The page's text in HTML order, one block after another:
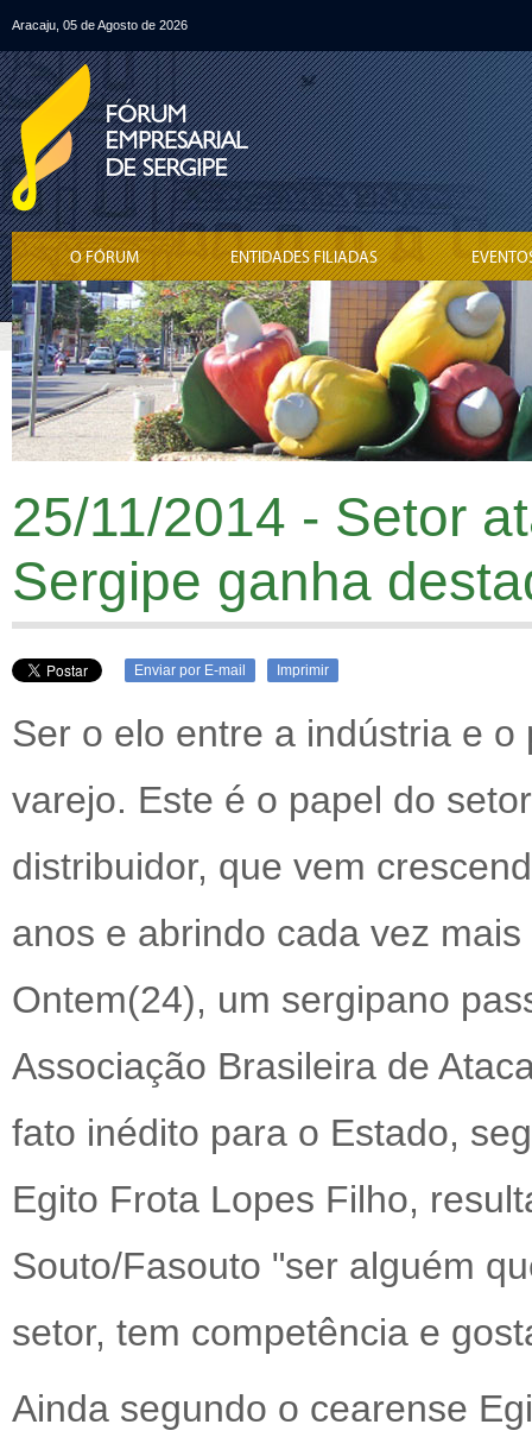
Aracaju, 05 de Agosto de 2026
O FÓRUM ENTIDADES FILIADAS
25/11/2014 - Setor
Sergipe ganha
Enviar por E-mail Imprimir
Ser o elo entre a indústria e o
varejo. Este é o papel do
distribuidor, que vem
anos e abrindo cada vez
Ontem(24), um sergipano
Associação Brasileira de
fato inédito para o Estado,
Egito Frota Lopes Filho,
Souto/Fasouto "ser alguém
setor, tem competência e
Ainda segundo o cearense